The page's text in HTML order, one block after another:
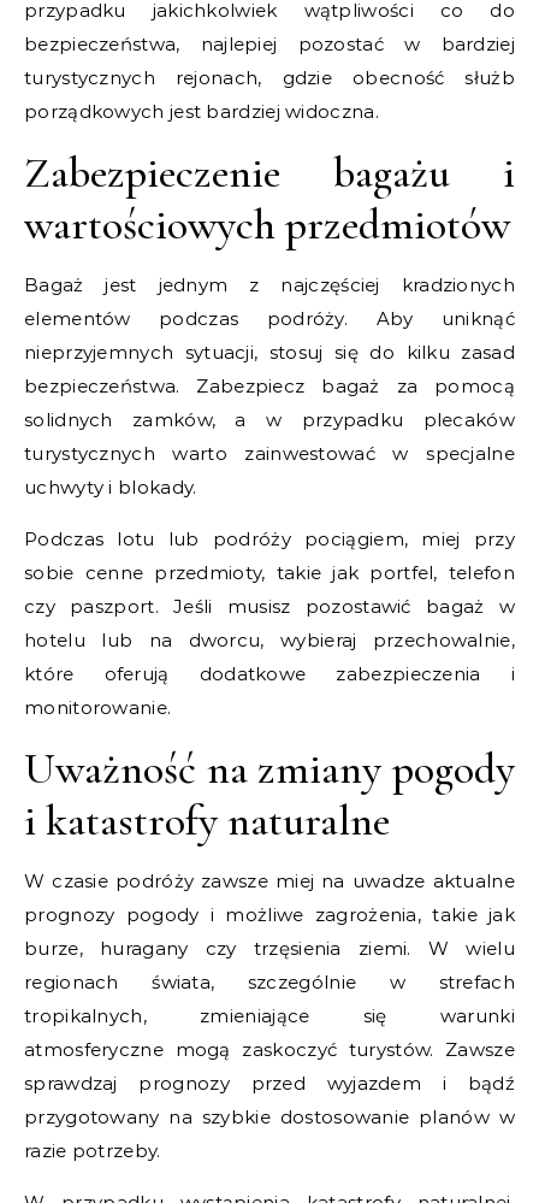
przypadku jakichkolwiek wątpliwości co do
bezpieczeństwa, najlepiej pozostać w bardziej
turystycznych rejonach, gdzie obecność służb
porządkowych jest bardziej widoczna.
Zabezpieczenie bagażu i
wartościowych przedmiotów
Bagaż jest jednym z najczęściej kradzionych
elementów podczas podróży. Aby uniknąć
nieprzyjemnych sytuacji, stosuj się do kilku zasad
bezpieczeństwa. Zabezpiecz bagaż za pomocą
solidnych zamków, a w przypadku plecaków
turystycznych warto zainwestować w specjalne
uchwyty i blokady.
Podczas lotu lub podróży pociągiem, miej przy
sobie cenne przedmioty, takie jak portfel, telefon
czy paszport. Jeśli musisz pozostawić bagaż w
hotelu lub na dworcu, wybieraj przechowalnie,
które oferują dodatkowe zabezpieczenia i
monitorowanie.
Uważność na zmiany pogody
i katastrofy naturalne
W czasie podróży zawsze miej na uwadze aktualne
prognozy pogody i możliwe zagrożenia, takie jak
burze, huragany czy trzęsienia ziemi. W wielu
regionach świata, szczególnie w strefach
tropikalnych, zmieniające się warunki
atmosferyczne mogą zaskoczyć turystów. Zawsze
sprawdzaj prognozy przed wyjazdem i bądź
przygotowany na szybkie dostosowanie planów w
razie potrzeby.